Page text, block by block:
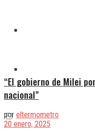
“El gobierno de Milei
nacional”
por eltermometro
20 enero, 2025